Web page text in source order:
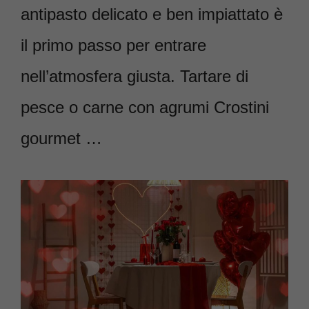
antipasto delicato e ben impiattato è
il primo passo per entrare
nell’atmosfera giusta. Tartare di
pesce o carne con agrumi Crostini
gourmet …